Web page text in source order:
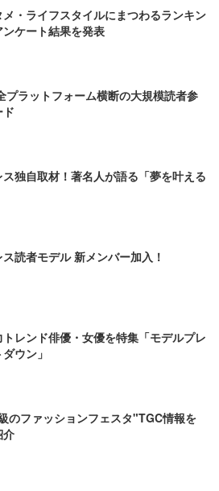
・ライフスタイルにまつわるランキン
ケート結果を発表
プラットフォーム横断の大規模読者参
独自取材！著名人が語る「夢を叶える
読者モデル 新メンバー加入！
レンド俳優・女優を特集「モデルプレ
ウン」
のファッションフェスタ"TGC情報を
介